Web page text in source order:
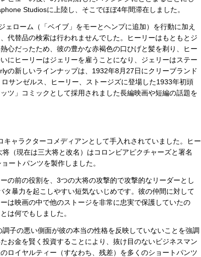
Studiosに上陸し、そこでほぼ4年間滞在しました。
ローム（「ベイブ」をモーとヘンプに追加）を行動に加え
代替品の検索は行われませんでした。ヒーリーはもともとジ
心だったため、彼の豊かな赤褐色の口ひげと髪を剃り、ヒー
にヒーリーはジェリーを雇うことになり、ジェリーはステー
の新しいラインナップは、1932年8月27日にクリーブランド
サンゼルス、ヒーリー、ストージズに登場した1933年初頭
ツ」コミックとして採用されました長編映画や短編の話題を
ャラクターコメディアンとして手入れされていました。ヒー
（現在は三大将と改名）はコロンビアピクチャーズと署名
ートパンツを製作しました。
の前の役割を、3つの大将の攻撃的で攻撃的なリーダーとし
暴力を起こしやすい短気ないじめです。彼の仲間に対して
は映画の中で他のストージを非常に忠実で保護していたの
は何でもしました。
子の悪い側面が彼の本当の性格を反映していないことを強調
お金を賢く投資することにより、抜け目のないビジネスマン
ロイヤルティー（すなわち、残差）を多くのショートパンツ